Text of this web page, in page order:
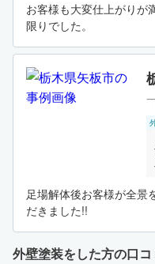
お客様も大変仕上がりが
限りでした。
足場解体後お客様が全景
だきました!!
外壁塗装をした方の口